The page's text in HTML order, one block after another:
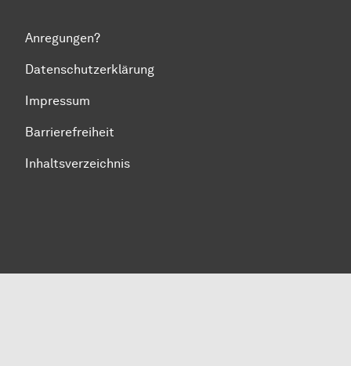
Anregungen?
Datenschutzerklärung
Impressum
Barrierefreiheit
Inhaltsverzeichnis